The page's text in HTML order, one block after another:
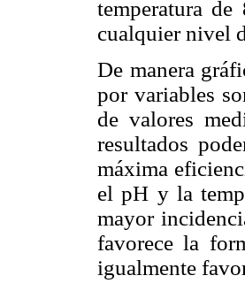
temperatura
cualquier nivel
De manera
por variables
de valores
resultados
máxima
el pH y la
mayor
favorece la
igualmente